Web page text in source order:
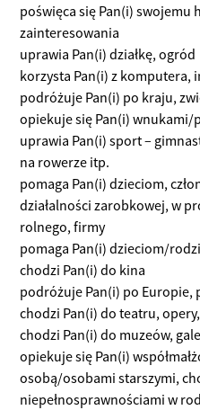
poświęca się Pan(i) swojemu
zainteresowania
uprawia Pan(i) działkę, ogród
korzysta Pan(i) z komputera,
podróżuje Pan(i) po kraju,
opiekuje się Pan(i) wnukami/
uprawia Pan(i) sport –
na rowerze itp.
pomaga Pan(i) dzieciom,
działalności zarobkowej, w
rolnego, firmy
pomaga Pan(i) dzieciom/
chodzi Pan(i) do kina
podróżuje Pan(i) po Europie,
chodzi Pan(i) do teatru,
chodzi Pan(i) do muzeów,
opiekuje się Pan(i)
osobą/osobami starszymi,
niepełnosprawnościami w